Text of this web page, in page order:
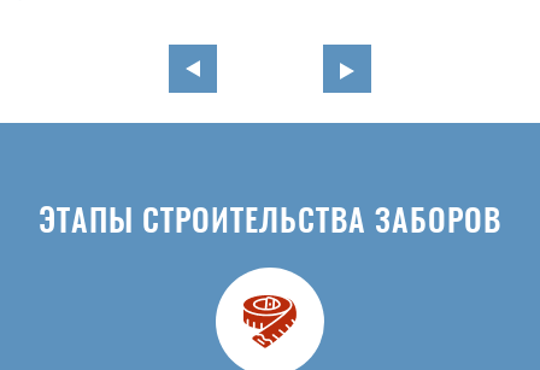
ЭТАПЫ СТРОИТЕЛЬСТВА ЗАБОРОВ